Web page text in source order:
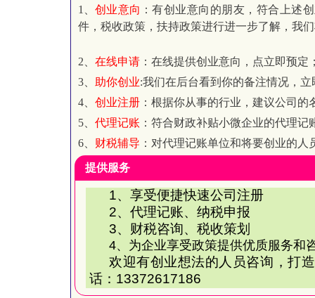
1、 创业意向 ：有创业意向的朋友，符合上述
件，税收政策，扶持政策进行进一步了解，我
2、 在线申请 ：在线提供创业意向，点立即预
3、
助你创业:我们在后台看到你的备注情况，
4、 创业注册 ：根据你从事的行业，建议公司
5、 代理记账 ：符合财政补贴小微企业的代理
6、 财税辅导 ：对代理记账单位和将要创业的
提供服务
1、享受便捷快速公司注册
2、代理记账、纳税申报
3、财税咨询、税收策划
4、为企业享受政策提供优质服务和
欢迎有创业想法的人员咨询，打
话：13372617186